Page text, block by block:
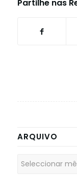
Partilhe nas
ARQUIVO